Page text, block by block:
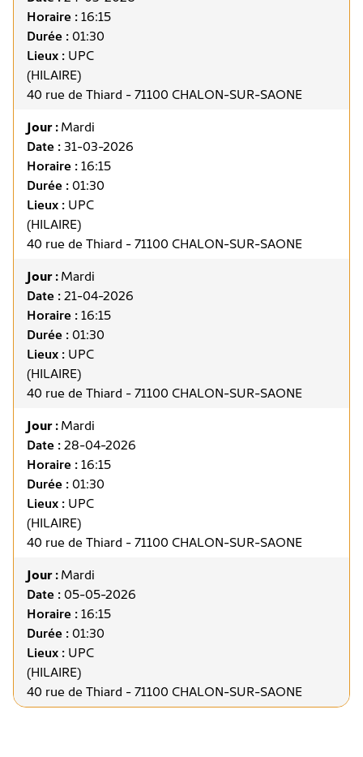
Horaire :16:15
Durée :01:30
Lieux : UPC
(HILAIRE)
40 rue de Thiard - 71100 CHALON-SUR-SAONE
Jour :Mardi
Date :31-03-2026
Horaire :16:15
Durée :01:30
Lieux : UPC
(HILAIRE)
40 rue de Thiard - 71100 CHALON-SUR-SAONE
Jour :Mardi
Date :21-04-2026
Horaire :16:15
Durée :01:30
Lieux : UPC
(HILAIRE)
40 rue de Thiard - 71100 CHALON-SUR-SAONE
Jour :Mardi
Date :28-04-2026
Horaire :16:15
Durée :01:30
Lieux : UPC
(HILAIRE)
40 rue de Thiard - 71100 CHALON-SUR-SAONE
Jour :Mardi
Date :05-05-2026
Horaire :16:15
Durée :01:30
Lieux : UPC
(HILAIRE)
40 rue de Thiard - 71100 CHALON-SUR-SAONE